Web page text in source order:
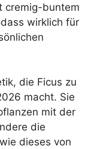
cremig-buntem
wirklich für
die Ficus zu
macht. Sie
mit der
die
dieses von